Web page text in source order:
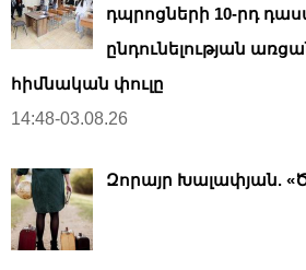
դպրոցների 10-րդ
ընդունելության
հիմնական փուլը
14:48-03.08.26
Զորայր Խալափյան.